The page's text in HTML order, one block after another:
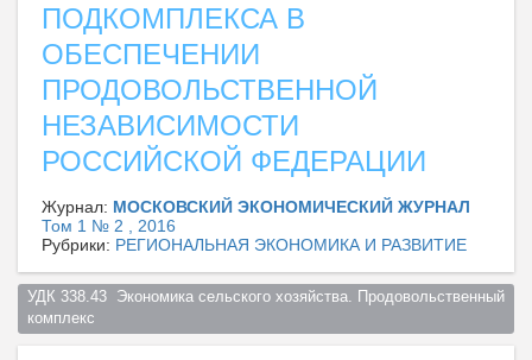
ПОДКОМПЛЕКСА В
ОБЕСПЕЧЕНИИ
ПРОДОВОЛЬСТВЕННОЙ
НЕЗАВИСИМОСТИ
РОССИЙСКОЙ ФЕДЕРАЦИИ
Журнал: МОСКОВСКИЙ ЭКОНОМИЧЕСКИЙ ЖУРНАЛ
Том 1 № 2 , 2016
Рубрики: РЕГИОНАЛЬНАЯ ЭКОНОМИКА И РАЗВИТИЕ
УДК 338.43  Экономика сельского хозяйства. Продовольственный
комплекс